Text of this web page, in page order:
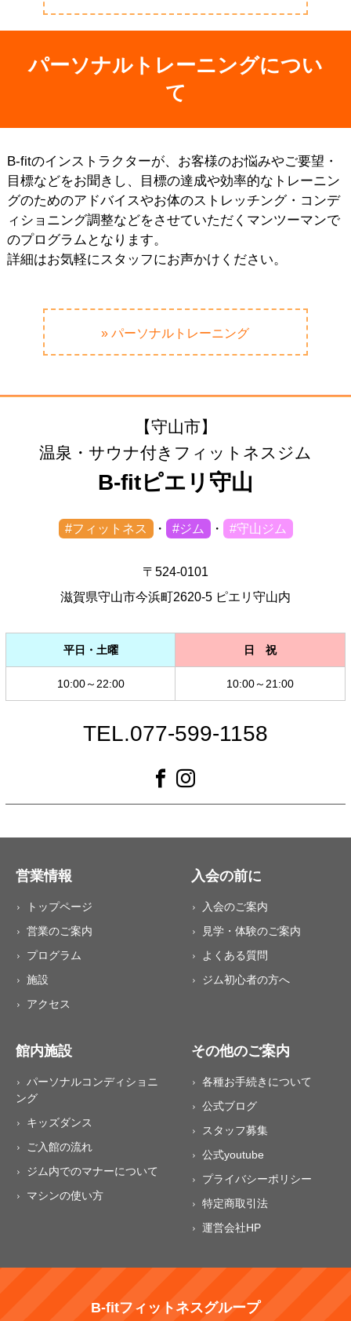
パーソナルトレーニングについ
て
B-fitのインストラクターが、お客様のお悩みやご要望・
目標などをお聞きし、目標の達成や効率的なトレーニン
グのためのアドバイスやお体のストレッチング・コンデ
ィショニング調整などをさせていただくマンツーマンで
のプログラムとなります。
詳細はお気軽にスタッフにお声かけください。
» パーソナルトレーニング
【守山市】
温泉・サウナ付きフィットネスジム
B-fitピエリ守山
#フィットネス ・ #ジム ・ #守山ジム
〒524-0101
滋賀県守山市今浜町2620-5 ピエリ守山内
平日・土曜 日 祝
10:00～22:00 10:00～21:00
TEL.077-599-1158
営業情報
トップページ
営業のご案内
プログラム
施設
アクセス
入会の前に
入会のご案内
見学・体験のご案内
よくある質問
ジム初心者の方へ
館内施設
パーソナルコンディショニ
ング
キッズダンス
ご入館の流れ
ジム内でのマナーについて
マシンの使い方
その他のご案内
各種お手続きについて
公式ブログ
スタッフ募集
公式youtube
プライバシーポリシー
特定商取引法
運営会社HP
B-fitフィットネスグループ